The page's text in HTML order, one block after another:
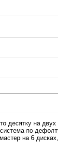
десятку на
по
на 6